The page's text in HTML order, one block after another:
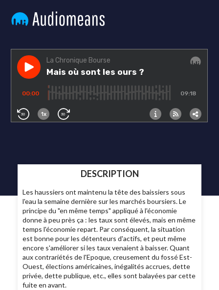
DESCRIPTION
Les haussiers ont maintenu la tête des baissiers sous
l'eau la semaine dernière sur les marchés boursiers. Le
principe du "en même temps" appliqué à l'économie
donne à peu près ça : les taux sont élevés, mais en même
temps l'économie repart. Par conséquent, la situation
est bonne pour les détenteurs d'actifs, et peut même
encore s'améliorer si les taux venaient à baisser. Quant
aux contrariétés de l'Epoque, creusement du fossé Est-
Ouest, élections américaines, inégalités accrues, dette
privée, dette publique, etc., elles sont balayées par cette
fuite en avant.